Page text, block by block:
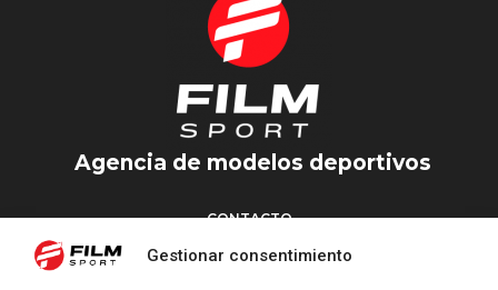
Gestionar consentimiento
Agencia de modelos deportivos
CONTACTO
Torrent d’en Vidalet, 51 baixos